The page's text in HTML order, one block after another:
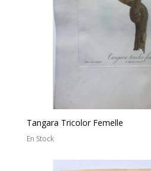
Tangara Tricolor Femelle
En Stock